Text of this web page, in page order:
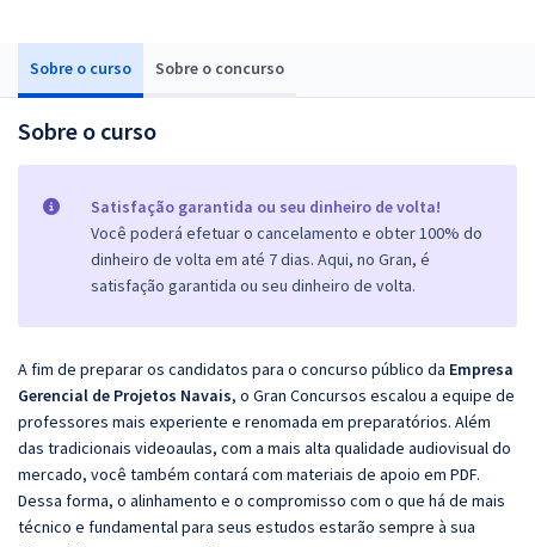
Sobre o curso Sobre o concurso
Sobre o curso
Satisfação garantida ou seu dinheiro de volta!
Você poderá efetuar o cancelamento e obter 100% do
dinheiro de volta em até 7 dias. Aqui, no Gran, é
satisfação garantida ou seu dinheiro de volta.
A fim de preparar os candidatos para o concurso público da Empresa
Gerencial de Projetos Navais, o Gran Concursos escalou a equipe de
professores mais experiente e renomada em preparatórios. Além
das tradicionais videoaulas, com a mais alta qualidade audiovisual do
mercado, você também contará com materiais de apoio em PDF.
Dessa forma, o alinhamento e o compromisso com o que há de mais
técnico e fundamental para seus estudos estarão sempre à sua